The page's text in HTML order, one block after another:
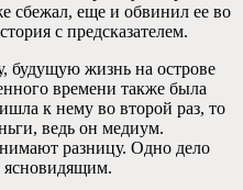
сбежал, еще и обвинил ее во
с предсказателем.
будущую жизнь на острове
времени также была
к нему во второй раз, то
ведь он медиум.
разницу. Одно дело
ясновидящим.